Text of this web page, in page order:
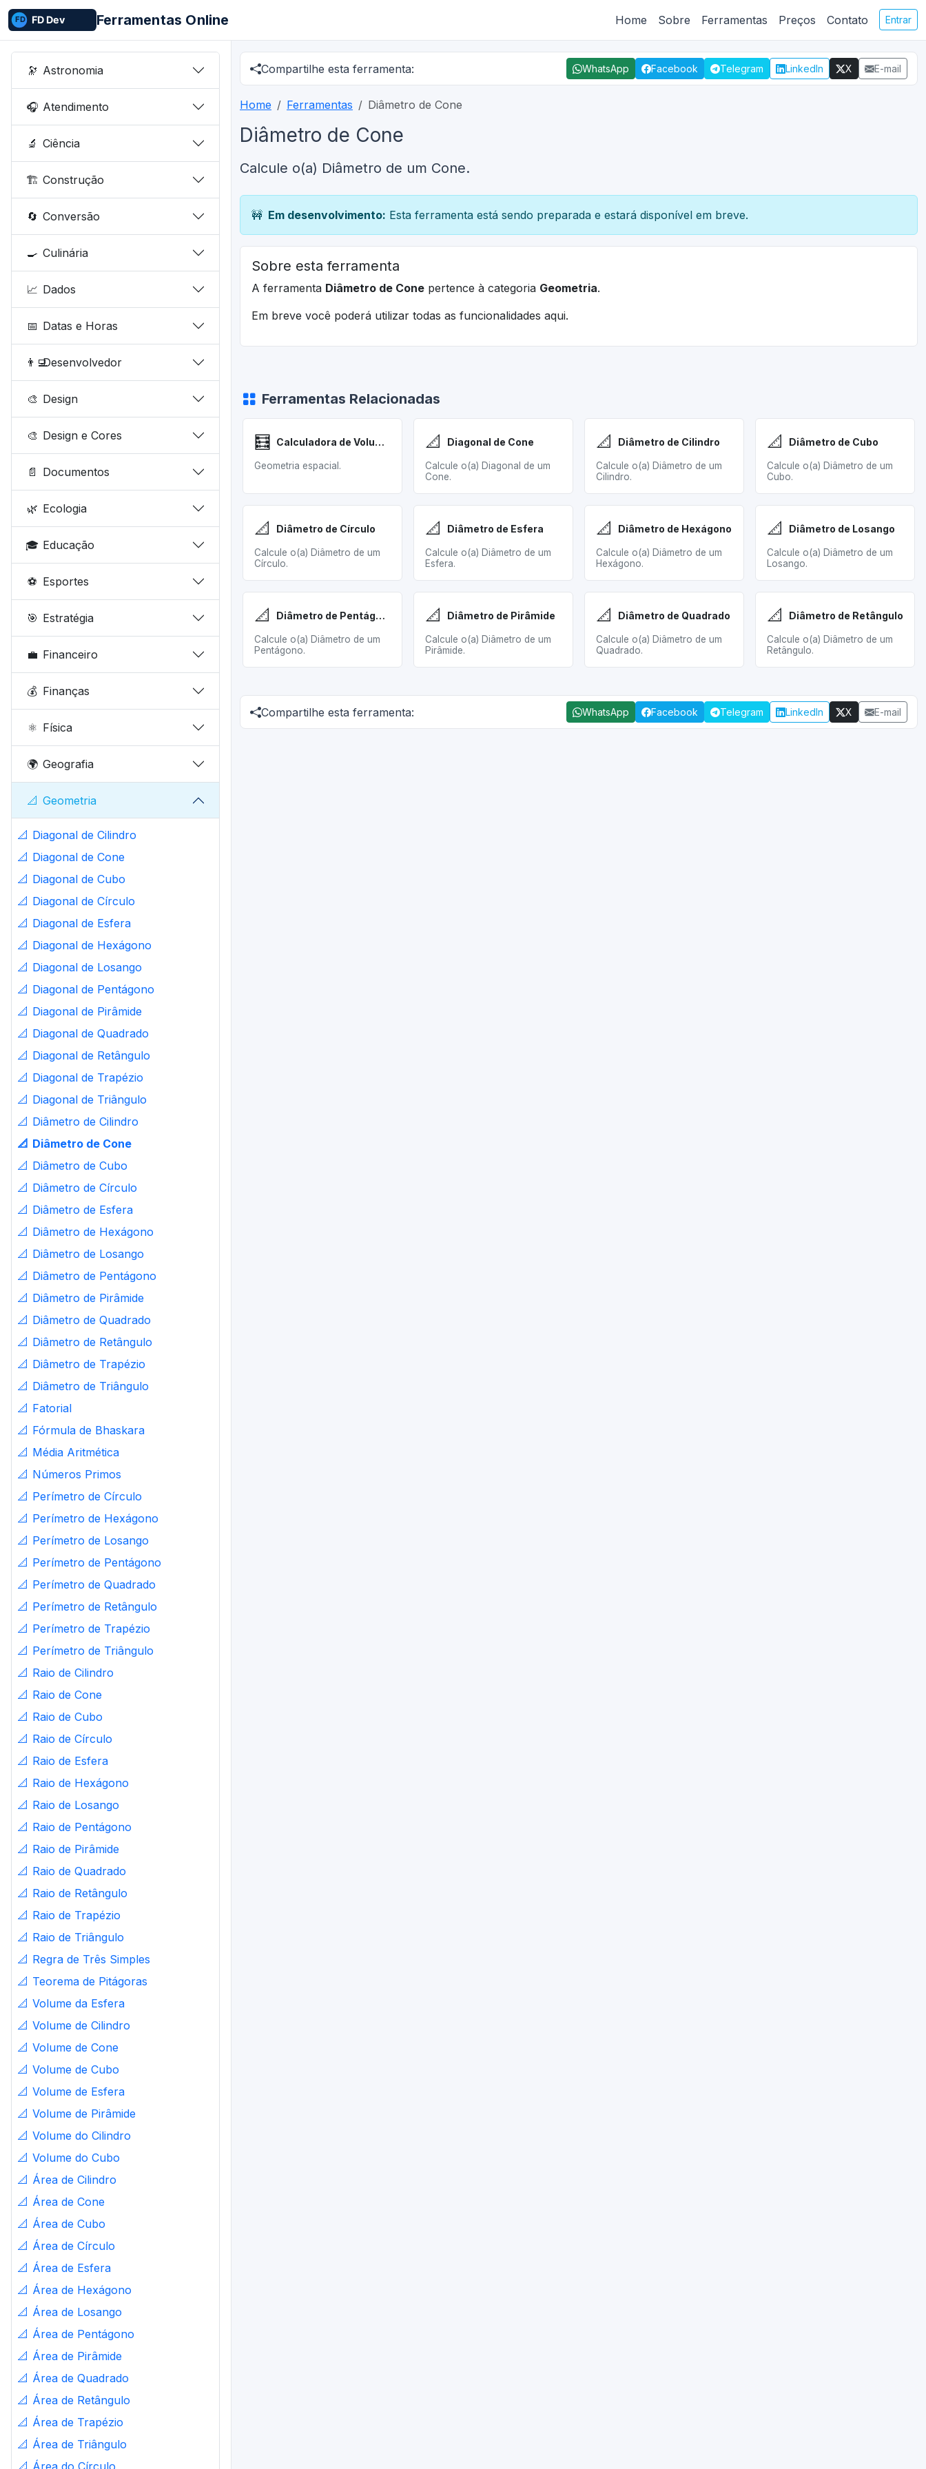
Ferramentas Online Home Sobre Ferramentas Preços Contato Entrar
🔭 Astronomia
🎧 Atendimento
🔬 Ciência
🏗️ Construção
🔄 Conversão
🍳 Culinária
📈 Dados
📅 Datas e Horas
👨‍💻Desenvolvedor
🎨 Design
🎨 Design e Cores
📄 Documentos
🌿 Ecologia
🎓 Educação
⚽ Esportes
🎯 Estratégia
💼 Financeiro
💰 Finanças
⚛️ Física
🌍 Geografia
📐 Geometria
📐 Diagonal de Cilindro
📐 Diagonal de Cone
📐 Diagonal de Cubo
📐 Diagonal de Círculo
📐 Diagonal de Esfera
📐 Diagonal de Hexágono
📐 Diagonal de Losango
📐 Diagonal de Pentágono
📐 Diagonal de Pirâmide
📐 Diagonal de Quadrado
📐 Diagonal de Retângulo
📐 Diagonal de Trapézio
📐 Diagonal de Triângulo
📐 Diâmetro de Cilindro
📐 Diâmetro de Cone
📐 Diâmetro de Cubo
📐 Diâmetro de Círculo
📐 Diâmetro de Esfera
📐 Diâmetro de Hexágono
📐 Diâmetro de Losango
📐 Diâmetro de Pentágono
📐 Diâmetro de Pirâmide
📐 Diâmetro de Quadrado
📐 Diâmetro de Retângulo
📐 Diâmetro de Trapézio
📐 Diâmetro de Triângulo
📐 Fatorial
📐 Fórmula de Bhaskara
📐 Média Aritmética
📐 Números Primos
📐 Perímetro de Círculo
📐 Perímetro de Hexágono
📐 Perímetro de Losango
📐 Perímetro de Pentágono
📐 Perímetro de Quadrado
📐 Perímetro de Retângulo
📐 Perímetro de Trapézio
📐 Perímetro de Triângulo
📐 Raio de Cilindro
📐 Raio de Cone
📐 Raio de Cubo
📐 Raio de Círculo
📐 Raio de Esfera
📐 Raio de Hexágono
📐 Raio de Losango
📐 Raio de Pentágono
📐 Raio de Pirâmide
📐 Raio de Quadrado
📐 Raio de Retângulo
📐 Raio de Trapézio
📐 Raio de Triângulo
📐 Regra de Três Simples
📐 Teorema de Pitágoras
📐 Volume da Esfera
📐 Volume de Cilindro
📐 Volume de Cone
📐 Volume de Cubo
📐 Volume de Esfera
📐 Volume de Pirâmide
📐 Volume do Cilindro
📐 Volume do Cubo
📐 Área de Cilindro
📐 Área de Cone
📐 Área de Cubo
📐 Área de Círculo
📐 Área de Esfera
📐 Área de Hexágono
📐 Área de Losango
📐 Área de Pentágono
📐 Área de Pirâmide
📐 Área de Quadrado
📐 Área de Retângulo
📐 Área de Trapézio
📐 Área de Triângulo
📐 Área do Círculo
Compartilhe esta ferramenta: WhatsApp Facebook Telegram LinkedIn X E-mail
Home Ferramentas Diâmetro de Cone
Diâmetro de Cone
Calcule o(a) Diâmetro de um Cone.
🚧 Em desenvolvimento: Esta ferramenta está sendo preparada e estará disponível em breve.
Sobre esta ferramenta
A ferramenta Diâmetro de Cone pertence à categoria Geometria.
Em breve você poderá utilizar todas as funcionalidades aqui.
Ferramentas Relacionadas
🧮 Calculadora de Volume Cone
Geometria espacial.
📐 Diagonal de Cone
Calcule o(a) Diagonal de um
Cone.
📐 Diâmetro de Cilindro
Calcule o(a) Diâmetro de um
Cilindro.
📐 Diâmetro de Cubo
Calcule o(a) Diâmetro de um
Cubo.
📐 Diâmetro de Círculo
Calcule o(a) Diâmetro de um
Círculo.
📐 Diâmetro de Esfera
Calcule o(a) Diâmetro de um
Esfera.
📐 Diâmetro de Hexágono
Calcule o(a) Diâmetro de um
Hexágono.
📐 Diâmetro de Losango
Calcule o(a) Diâmetro de um
Losango.
📐 Diâmetro de Pentágono
Calcule o(a) Diâmetro de um
Pentágono.
📐 Diâmetro de Pirâmide
Calcule o(a) Diâmetro de um
Pirâmide.
📐 Diâmetro de Quadrado
Calcule o(a) Diâmetro de um
Quadrado.
📐 Diâmetro de Retângulo
Calcule o(a) Diâmetro de um
Retângulo.
Compartilhe esta ferramenta: WhatsApp Facebook Telegram LinkedIn X E-mail